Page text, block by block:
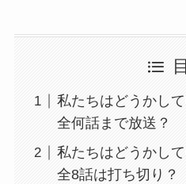
私たちはどうかし
全何話まで放送？
私たちはどうかし
全8話は打ち切り？